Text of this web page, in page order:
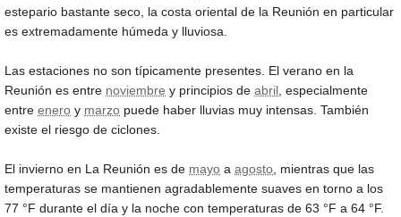
estepario bastante seco, la costa oriental de la Reunión en particular
es extremadamente húmeda y lluviosa.
Las estaciones no son típicamente presentes. El verano en la
Reunión es entre noviembre y principios de abril , especialmente
entre enero y marzo puede haber lluvias muy intensas. También
existe el riesgo de ciclones.
El invierno en La Reunión es de mayo a agosto , mientras que las
temperaturas se mantienen agradablemente suaves en torno a los
77 °F durante el día y la noche con temperaturas de 63 °F a 64 °F.